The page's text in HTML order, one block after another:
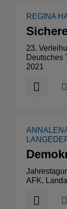
REGINA
23.
Deutsches
2021
AFK,